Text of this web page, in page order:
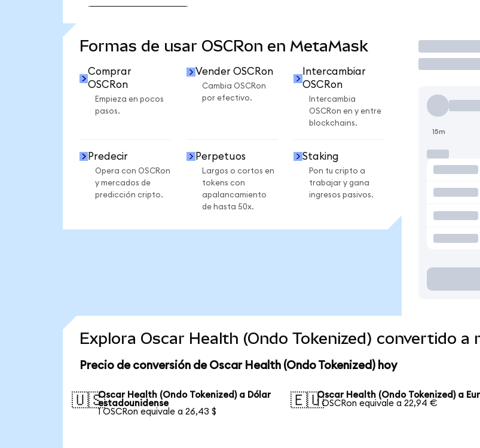
Formas de usar OSCRon en MetaMask
Comprar
OSCRon
Empieza en pocos
pasos.
Vender OSCRon
Cambia OSCRon
por efectivo.
Intercambiar
OSCRon
Intercambia
OSCRon en y entre
blockchains.
Predecir
Opera con OSCRon
y mercados de
predicción cripto.
Perpetuos
Largos o cortos en
tokens con
apalancamiento
de hasta 50x.
Staking
Pon tu cripto a
trabajar y gana
ingresos pasivos.
Operar
15m
Explora Oscar Health (Ondo Tokenized) convertido a
Precio de conversión de Oscar Health (Ondo Tokenized) hoy
🇺🇸Oscar Health (Ondo Tokenized) a Dólar
estadounidense
1 OSCRon equivale a 26,43 $
🇪🇺Oscar Health (Ondo Tokenized) a
1 OSCRon equivale a 22,94 €